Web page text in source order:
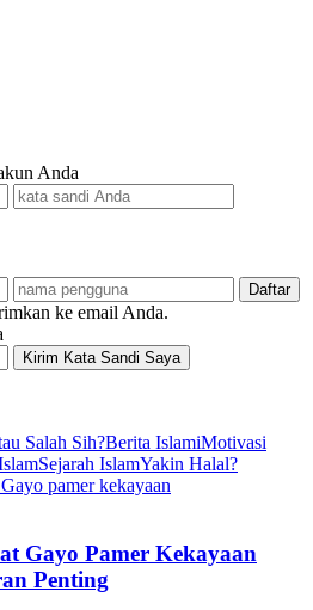
Anda
ke email Anda.
Salah Sih?Berita IslamiMotivasi
Sejarah IslamYakin Halal?
Gayo Pamer Kekayaan
Penting